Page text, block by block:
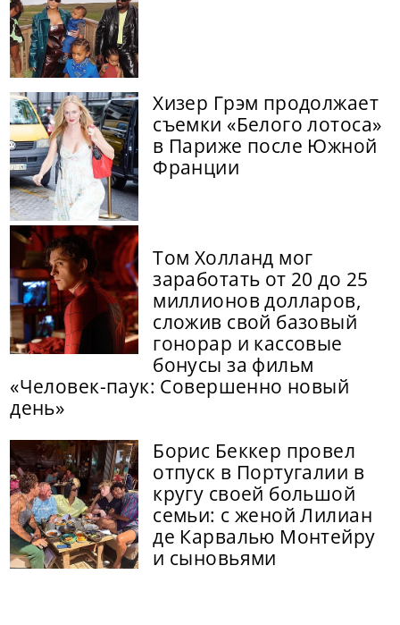
Хизер Грэм продолжает
съемки «Белого лотоса»
в Париже после Южной
Франции
Том Холланд мог
заработать от 20 до 25
миллионов долларов,
сложив свой базовый
гонорар и кассовые
бонусы за фильм
«Человек-паук: Совершенно новый
день»
Борис Беккер провел
отпуск в Португалии в
кругу своей большой
семьи: с женой Лилиан
де Карвалью Монтейру
и сыновьями